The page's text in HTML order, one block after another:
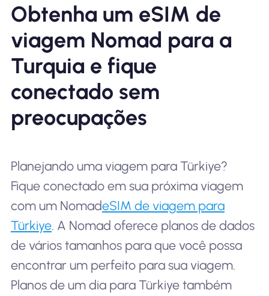
Obtenha um eSIM de
viagem Nomad para a
Turquia e fique
conectado sem
preocupações
Planejando uma viagem para Türkiye?
Fique conectado em sua próxima viagem
com um NomadeSIM de viagem para
Türkiye. A Nomad oferece planos de dados
de vários tamanhos para que você possa
encontrar um perfeito para sua viagem.
Planos de um dia para Türkiye também